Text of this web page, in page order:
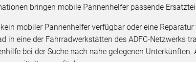
bringen mobile Pannenhelfer passende
mobiler Pannenhelfer verfügbar oder eine
in eine der Fahrradwerkstätten des ADFC-Netzwerks
bei der Suche nach nahe gelegenen